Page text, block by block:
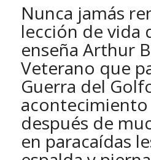
Nunca jamás
lección de vida
enseña Arthur
Veterano que
Guerra del
después de
en paracaídas